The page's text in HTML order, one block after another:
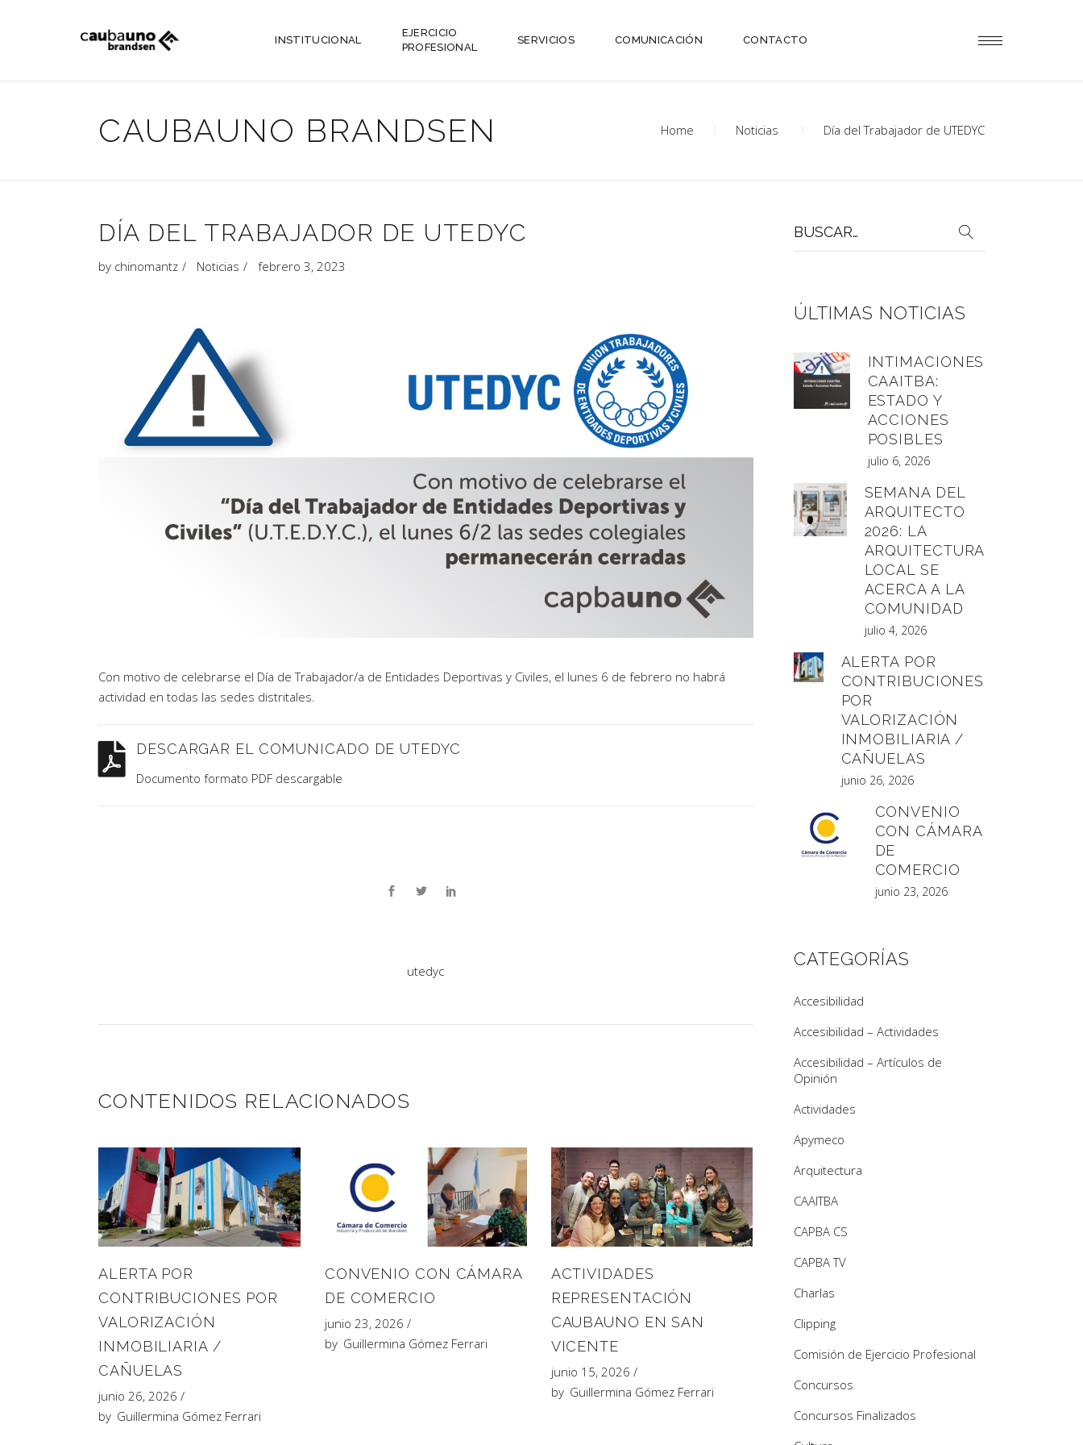
INSTITUCIONAL
EJERCICIO
PROFESIONAL
SERVICIOS COMUNICACIÓN CONTACTO
CAUBAUNO BRANDSEN Home Noticias Día del Trabajador de UTEDYC
DÍA DEL TRABAJADOR DE UTEDYC
by chinomantz Noticias febrero 3, 2023
Con motivo de celebrarse el Día de Trabajador/a de Entidades Deportivas y Civiles, el lunes 6 de febrero no habrá
actividad en todas las sedes distritales.
DESCARGAR EL COMUNICADO DE UTEDYC
Documento formato PDF descargable
utedyc
CONTENIDOS RELACIONADOS
ALERTA POR
CONTRIBUCIONES POR
VALORIZACIÓN
INMOBILIARIA /
CAÑUELAS
junio 26, 2026
by Guillermina Gómez Ferrari
CONVENIO CON CÁMARA
DE COMERCIO
junio 23, 2026
by Guillermina Gómez Ferrari
ACTIVIDADES
REPRESENTACIÓN
CAUBAUNO EN SAN
VICENTE
junio 15, 2026
by Guillermina Gómez Ferrari
por:
ÚLTIMAS NOTICIAS
INTIMACIONES
CAAITBA:
ESTADO Y
ACCIONES
POSIBLES
julio 6, 2026
SEMANA DEL
ARQUITECTO
2026: LA
ARQUITECTURA
LOCAL SE
ACERCA A LA
COMUNIDAD
julio 4, 2026
ALERTA POR
CONTRIBUCIONES
POR
VALORIZACIÓN
INMOBILIARIA /
CAÑUELAS
junio 26, 2026
CONVENIO
CON CÁMARA
DE
COMERCIO
junio 23, 2026
CATEGORÍAS
Accesibilidad
Accesibilidad – Actividades
Accesibilidad – Artículos de
Opinión
Actividades
Apymeco
Arquitectura
CAAITBA
CAPBA CS
CAPBA TV
Charlas
Clipping
Comisión de Ejercicio Profesional
Concursos
Concursos Finalizados